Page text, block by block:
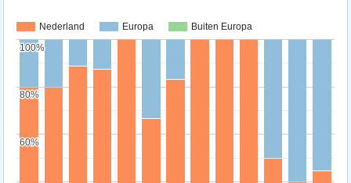
Nederland Europa Buiten Europa
60%
60%
80%
80%
100%
100%